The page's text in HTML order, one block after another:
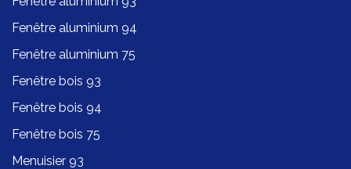
Fenêtre aluminium 94
Fenêtre aluminium 75
Fenêtre bois 93
Fenêtre bois 94
Fenêtre bois 75
Menuisier 93